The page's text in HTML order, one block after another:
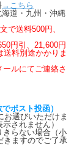
→こちら
海道・九州・沖縄
で送料500円、
円引、21,600円
料別途かかりま
ルにてご連絡さ
ポスト投函）
お選びいただけま
されません）
きらない場合（小
きますのでご了承